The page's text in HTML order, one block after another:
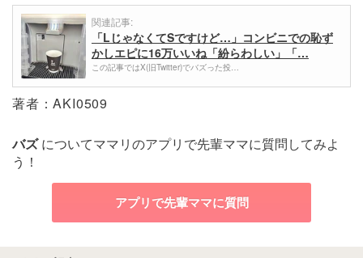
関連記事:
「LじゃなくてSですけど…」コンビニでの恥ず
かしエピに16万いいね「紛らわしい」「…
この記事ではX(旧Twitter)でバズった投…
著者：AKI0509
バズについてママリのアプリで先輩ママに質問してみよ
う！
アプリで先輩ママに質問